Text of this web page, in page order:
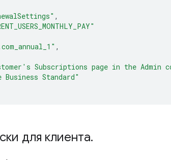
,
,
Subscriptions page in the Admin
Business Standard"
для клиента.